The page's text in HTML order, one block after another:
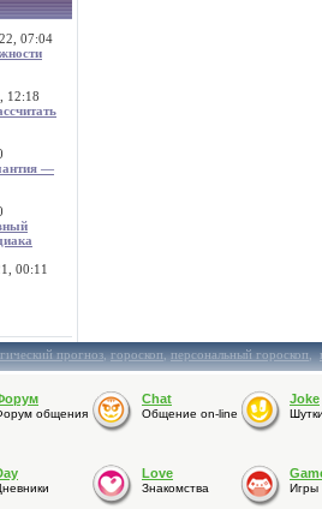
07:04
12:18
—
00:11
прогноз,гороскоп,персональный гороскоп,
общения
Chat
Общение on-line
Joke
Love
Знакомства Игры